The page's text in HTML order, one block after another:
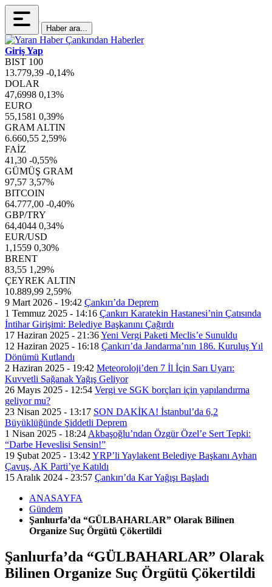
Haber ara...
Giriş Yap
BIST 100
13.779,39 -0,14%
DOLAR
47,6998 0,13%
EURO
55,1581 0,39%
GRAM ALTIN
6.660,55 2,59%
FAİZ
41,30 -0,55%
GÜMÜŞ GRAM
97,57 3,57%
BITCOIN
64.777,00 -0,40%
GBP/TRY
64,4044 0,34%
EUR/USD
1,1559 0,30%
BRENT
83,55 1,29%
ÇEYREK ALTIN
10.889,99 2,59%
9 Mart 2026 - 19:42 Çankırı’da Deprem
1 Temmuz 2025 - 14:16 Çankırı Karatekin Hastanesi’nin Çatısında
İntihar Girişimi: Belediye Başkanını Çağırdı
17 Haziran 2025 - 21:36Yeni Vergi Paketi Meclis’e Sunuldu
12 Haziran 2025 - 16:18 Çankırı’da Jandarma’nın 186. Kuruluş Yıl
Dönümü Kutlandı
2 Haziran 2025 - 19:42 Meteoroloji’den 7 İl İçin Sarı Uyarı:
Kuvvetli Sağanak Yağış Geliyor
26 Mayıs 2025 - 12:54 Vergi ve SGK borçları için yapılandırma
geliyor mu?
23 Nisan 2025 - 13:17 SON DAKİKA! İstanbul’da 6,2
Büyüklüğünde Şiddetli Deprem
1 Nisan 2025 - 18:24 Akbaşoğlu’ndan Özgür Özel’e Sert Tepki:
“Darbe Heveslisi Sensin!”
19 Şubat 2025 - 13:42 YRP’li Yaylakent Belediye Başkanı Ayhan
Çavuş, AK Parti’ye Katıldı
15 Aralık 2024 - 23:57 Çankırı’da Kar Yağışı Başladı
ANASAYFA
Gündem
Şanlıurfa’da “GÜLBAHARLAR” Olarak Bilinen
Organize Suç Örgütü Çökertildi
Şanlıurfa’da “GÜLBAHARLAR” Olarak
Bilinen Organize Suç Örgütü Çökertildi